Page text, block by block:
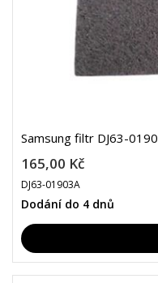
Samsung filtr DJ63-
165,00 Kč
DJ63-01903A
Dodání do 4 dnů